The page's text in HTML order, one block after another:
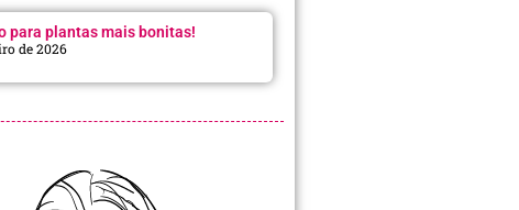
para plantas mais bonitas!
de 2026